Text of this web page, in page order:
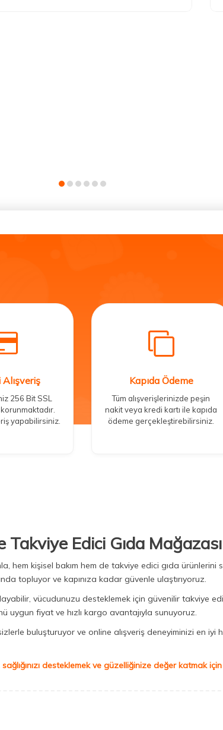
256 Bit SSL
yapabilirsiniz.
Kapıda Ödeme
Tüm alışverişlerinizde peşin
nakit veya kredi kartı ile kapıda
ödeme gerçekleştirebilirsiniz.
Edici Gıda Mağazası
hem kişisel bakım hem de takviye edici gıda
topluyor ve kapınıza kadar güvenle ulaştırıyoruz.
vücudunuzu desteklemek için güvenilir takviye
uygun fiyat ve hızlı kargo avantajıyla sunuyoruz.
buluşturuyor ve online alışveriş deneyiminizi en iyi
desteklemek ve güzelliğinize değer katmak için